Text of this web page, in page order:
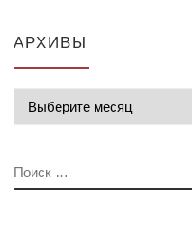
АРХИВЫ
ПОИСК